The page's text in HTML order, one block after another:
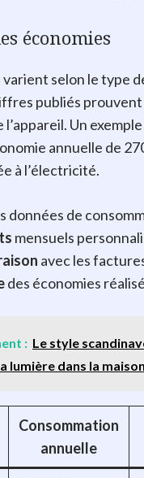
économies
varient selon le type
publiés
l’appareil. Un
annuelle de
à l’électricité.
données de
mensuels
avec les
des économies
: Le style
lumière dans la maison
Consommation
annuelle